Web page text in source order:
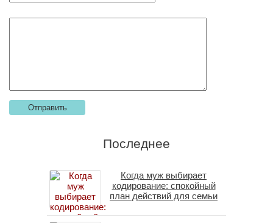
Последнее
Когда муж выбирает
кодирование: спокойный
план действий для семьи